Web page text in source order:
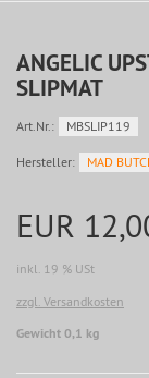
ANGELIC
SLIPMAT
Art.Nr.: MBSLIP119
Hersteller: MAD
EUR
inkl. 19 % USt
zzgl. Versandkosten
Gewicht 0,1 kg